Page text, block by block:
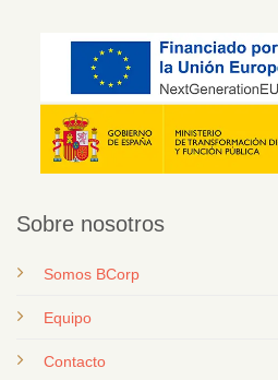
Sobre nosotros
Somos BCorp
Equipo
Contacto